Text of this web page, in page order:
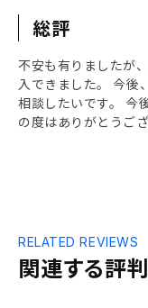
総評
不安も有りましたが
入できました。 今後
相談したいです。 今
の度はありがとうご
関連する評
RELATED REVIEWS